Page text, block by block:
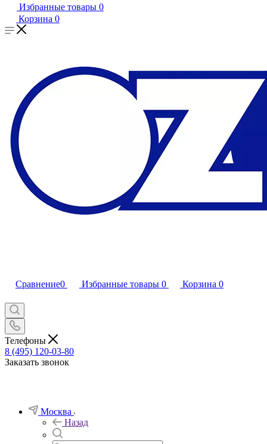
Избранные товары 0
Корзина 0
Сравнение0 Избранные товары 0 Корзина 0
Телефоны
8 (495) 120-03-80
Заказать звонок
Москва
Назад